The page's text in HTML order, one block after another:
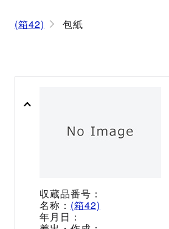
(箱42) 包紙
(箱42)